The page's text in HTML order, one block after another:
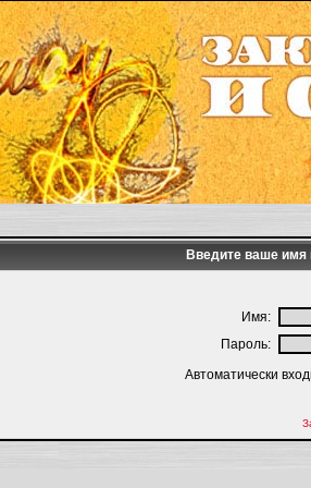
Введите ваше имя
Имя:
Пароль:
Автоматически